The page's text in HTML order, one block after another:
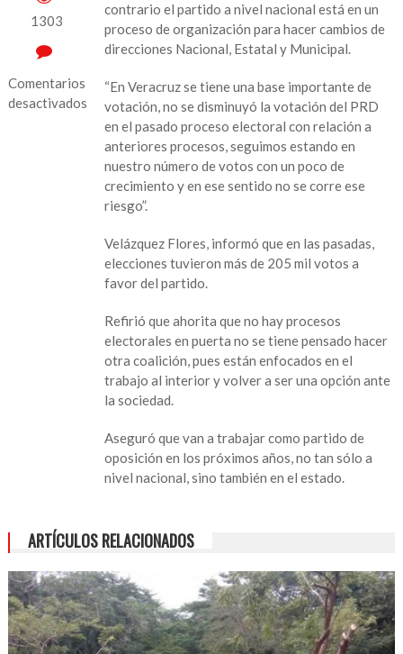
1303
Comentarios
desactivados
contrario el partido a nivel nacional está en un
proceso de organización para hacer cambios de
direcciones Nacional, Estatal y Municipal.
“En Veracruz se tiene una base importante de
votación, no se disminuyó la votación del PRD
en el pasado proceso electoral con relación a
anteriores procesos, seguimos estando en
nuestro número de votos con un poco de
crecimiento y en ese sentido no se corre ese
riesgo”.
Velázquez Flores, informó que en las pasadas,
elecciones tuvieron más de 205 mil votos a
favor del partido.
Refirió que ahorita que no hay procesos
electorales en puerta no se tiene pensado hacer
otra coalición, pues están enfocados en el
trabajo al interior y volver a ser una opción ante
la sociedad.
Aseguró que van a trabajar como partido de
oposición en los próximos años, no tan sólo a
nivel nacional, sino también en el estado.
ARTÍCULOS RELACIONADOS